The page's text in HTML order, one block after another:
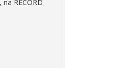
RECORD